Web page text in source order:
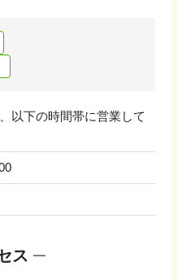
以下の時間帯に営業して
ス